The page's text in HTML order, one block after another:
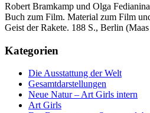
Robert Bramkamp und Olga
Buch zum Film. Material zum Film
Geist der Rakete. 188 S., Berlin
Kategorien
Die Ausstattung der Welt
Gesamtdarstellungen
Neue Natur – Art Girls intern
Art Girls